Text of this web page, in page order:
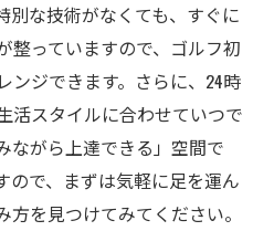
別な技術がなくても、すぐに
整っていますので、ゴルフ初
ンジできます。さらに、24時
活スタイルに合わせていつで
ながら上達できる」空間で
ので、まずは気軽に足を運ん
を見つけてみてください。